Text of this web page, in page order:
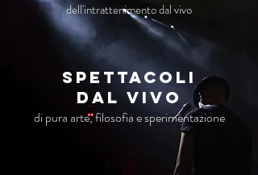
dell'intrattenimento dal vivo
Spettacoli
dal vivo
di pura arte, filosofia e sperimentazione